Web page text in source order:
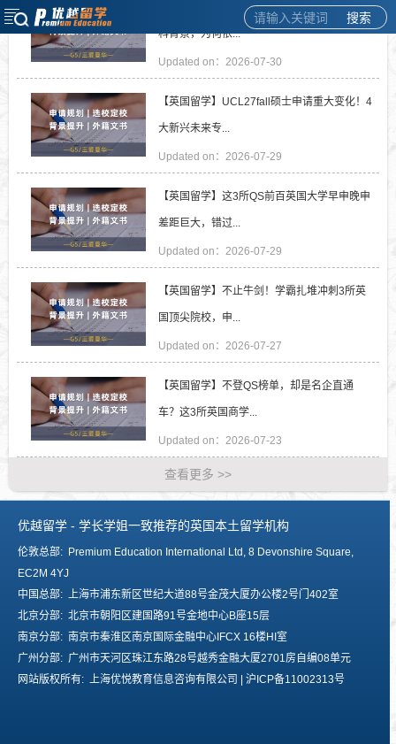
搜索
【英国留学】英硕跨申踩坑：明明标注不限本
科背景，为何依...
Updated on：2026-07-30
【英国留学】UCL27fall硕士申请重大变化！4
大新兴未来专...
Updated on：2026-07-29
【英国留学】这3所QS前百英国大学早申晚申
差距巨大，错过...
Updated on：2026-07-29
【英国留学】不止牛剑！学霸扎堆冲刺3所英
国顶尖院校，申...
Updated on：2026-07-27
【英国留学】不登QS榜单，却是名企直通
车？这3所英国商学...
Updated on：2026-07-23
查看更多 >>
优越留学 - 学长学姐一致推荐的英国本土留学机构
伦敦总部: Premium Education International Ltd, 8 Devonshire Square,
EC2M 4YJ
中国总部: 上海市浦东新区世纪大道88号金茂大厦办公楼2号门402室
北京分部: 北京市朝阳区建国路91号金地中心B座15层
南京分部: 南京市秦淮区南京国际金融中心IFCX 16楼HI室
广州分部: 广州市天河区珠江东路28号越秀金融大厦2701房自编08单元
网站版权所有: 上海优悦教育信息咨询有限公司 | 沪ICP备11002313号